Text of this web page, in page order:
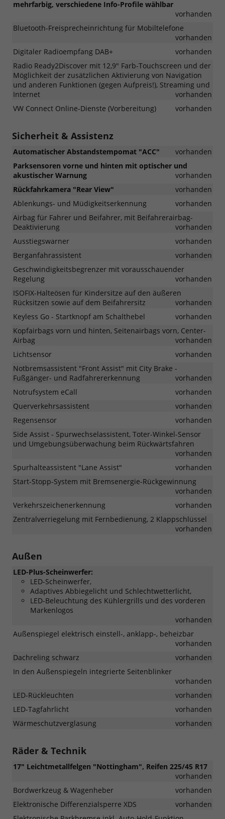
mehrfarbig, verschiedene Info-Profile wählbar
vorhanden
Bluetooth-Freisprecheinrichtung für Mobiltelefone
vorhanden
Digitaler Radioempfang DAB+
vorhanden
Radio Ready2Discover mit 12,9" Farb-Touchscreen und der
Möglichkeit der zusätzlichen Aktivierung von Navigation
und anderen Funktionen (gegen Aufpreis!), Streaming und
Internet
vorhanden
VW Connect Online-Dienste (Vorbereitung)
vorhanden
Sicherheit & Assistenz
Automatischer Abstandstempomat "ACC"
vorhanden
Parksensoren vorne und hinten mit optischer und
akustischer Warnung
vorhanden
Rückfahrkamera "Rear View"
vorhanden
Ablenkungs- und Müdigkeitserkennung
vorhanden
Airbag für Fahrer und Beifahrer, mit Beifahrerairbag-
Deaktivierung
vorhanden
Ausstiegswarner
vorhanden
Berganfahrassistent
vorhanden
Geschwindigkeitsbegrenzer mit vorausschauender
Regelung
vorhanden
ISOFIX-Halteösen für Kindersitze auf den äußeren
Rücksitzen sowie auf dem Beifahrersitz
vorhanden
Keyless Go - Startknopf am Schalthebel
vorhanden
Kopfairbags vorn und hinten, Seitenairbags vorn, Center-
Airbag
vorhanden
Lichtsensor
vorhanden
Notbremsassistent "Front Assist" mit City Brake -
Fußgänger- und Radfahrererkennung
vorhanden
Notrufsystem eCall
vorhanden
Querverkehrsassistent
vorhanden
Regensensor
vorhanden
Side Assist - Spurwechselassistent, Toter-Winkel-Sensor
und Umgebungsüberwachung beim Rückwärtsfahren
vorhanden
Spurhalteassistent "Lane Assist"
vorhanden
Start-Stopp-System mit Bremsenergie-Rückgewinnung
vorhanden
Verkehrszeichenerkennung
vorhanden
Zentralverriegelung mit Fernbedienung, 2 Klappschlüssel
vorhanden
Außen
LED-Plus-Scheinwerfer:
LED-Scheinwerfer,
Adaptives Abbiegelicht und Schlechtwetterlicht,
LED-Beleuchtung des Kühlergrills und des vorderen
Markenlogos
vorhanden
Außenspiegel elektrisch einstell-, anklapp-, beheizbar
vorhanden
Dachreling schwarz
vorhanden
In den Außenspiegeln integrierte Seitenblinker
vorhanden
LED-Rückleuchten
vorhanden
LED-Tagfahrlicht
vorhanden
Wärmeschutzverglasung
vorhanden
Räder & Technik
17" Leichtmetallfelgen "Nottingham", Reifen 225/45 R17
vorhanden
Bordwerkzeug & Wagenheber
vorhanden
Elektronische Differenzialsperre XDS
vorhanden